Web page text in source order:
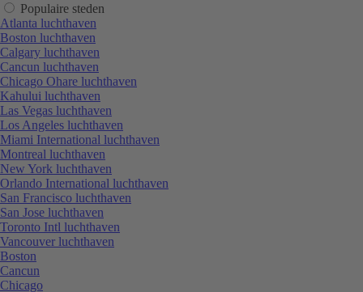
Populaire steden
Atlanta luchthaven
Boston luchthaven
Calgary luchthaven
Cancun luchthaven
Chicago Ohare luchthaven
Kahului luchthaven
Las Vegas luchthaven
Los Angeles luchthaven
Miami International luchthaven
Montreal luchthaven
New York luchthaven
Orlando International luchthaven
San Francisco luchthaven
San Jose luchthaven
Toronto Intl luchthaven
Vancouver luchthaven
Boston
Cancun
Chicago